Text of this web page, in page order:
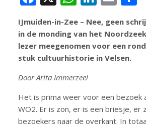
ac
e
b
o
o
k
h
at
s
A
p
p
n
k
e
dI
m
ai
l
e
IJmuiden-in-Zee – Nee, geen
in de monding van het
lezer meegenomen voor een
stuk cultuurhistorie in Velsen.
Door Arita Immerzeel
Het is prima weer voor een bezoek
WO2. Er is zon, er is een briesje, er
bezoekers naar de overkant. In